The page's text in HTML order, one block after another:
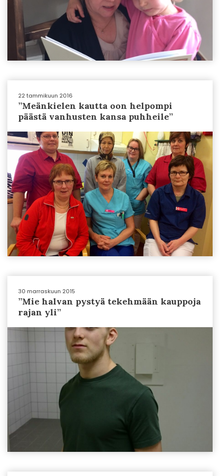
22 tammikuun 2016
”Meänkielen kautta oon helpompi
päästä vanhusten kansa puhheile”
30 marraskuun 2015
”Mie halvan pystyä tekehmään kauppoja
rajan yli”